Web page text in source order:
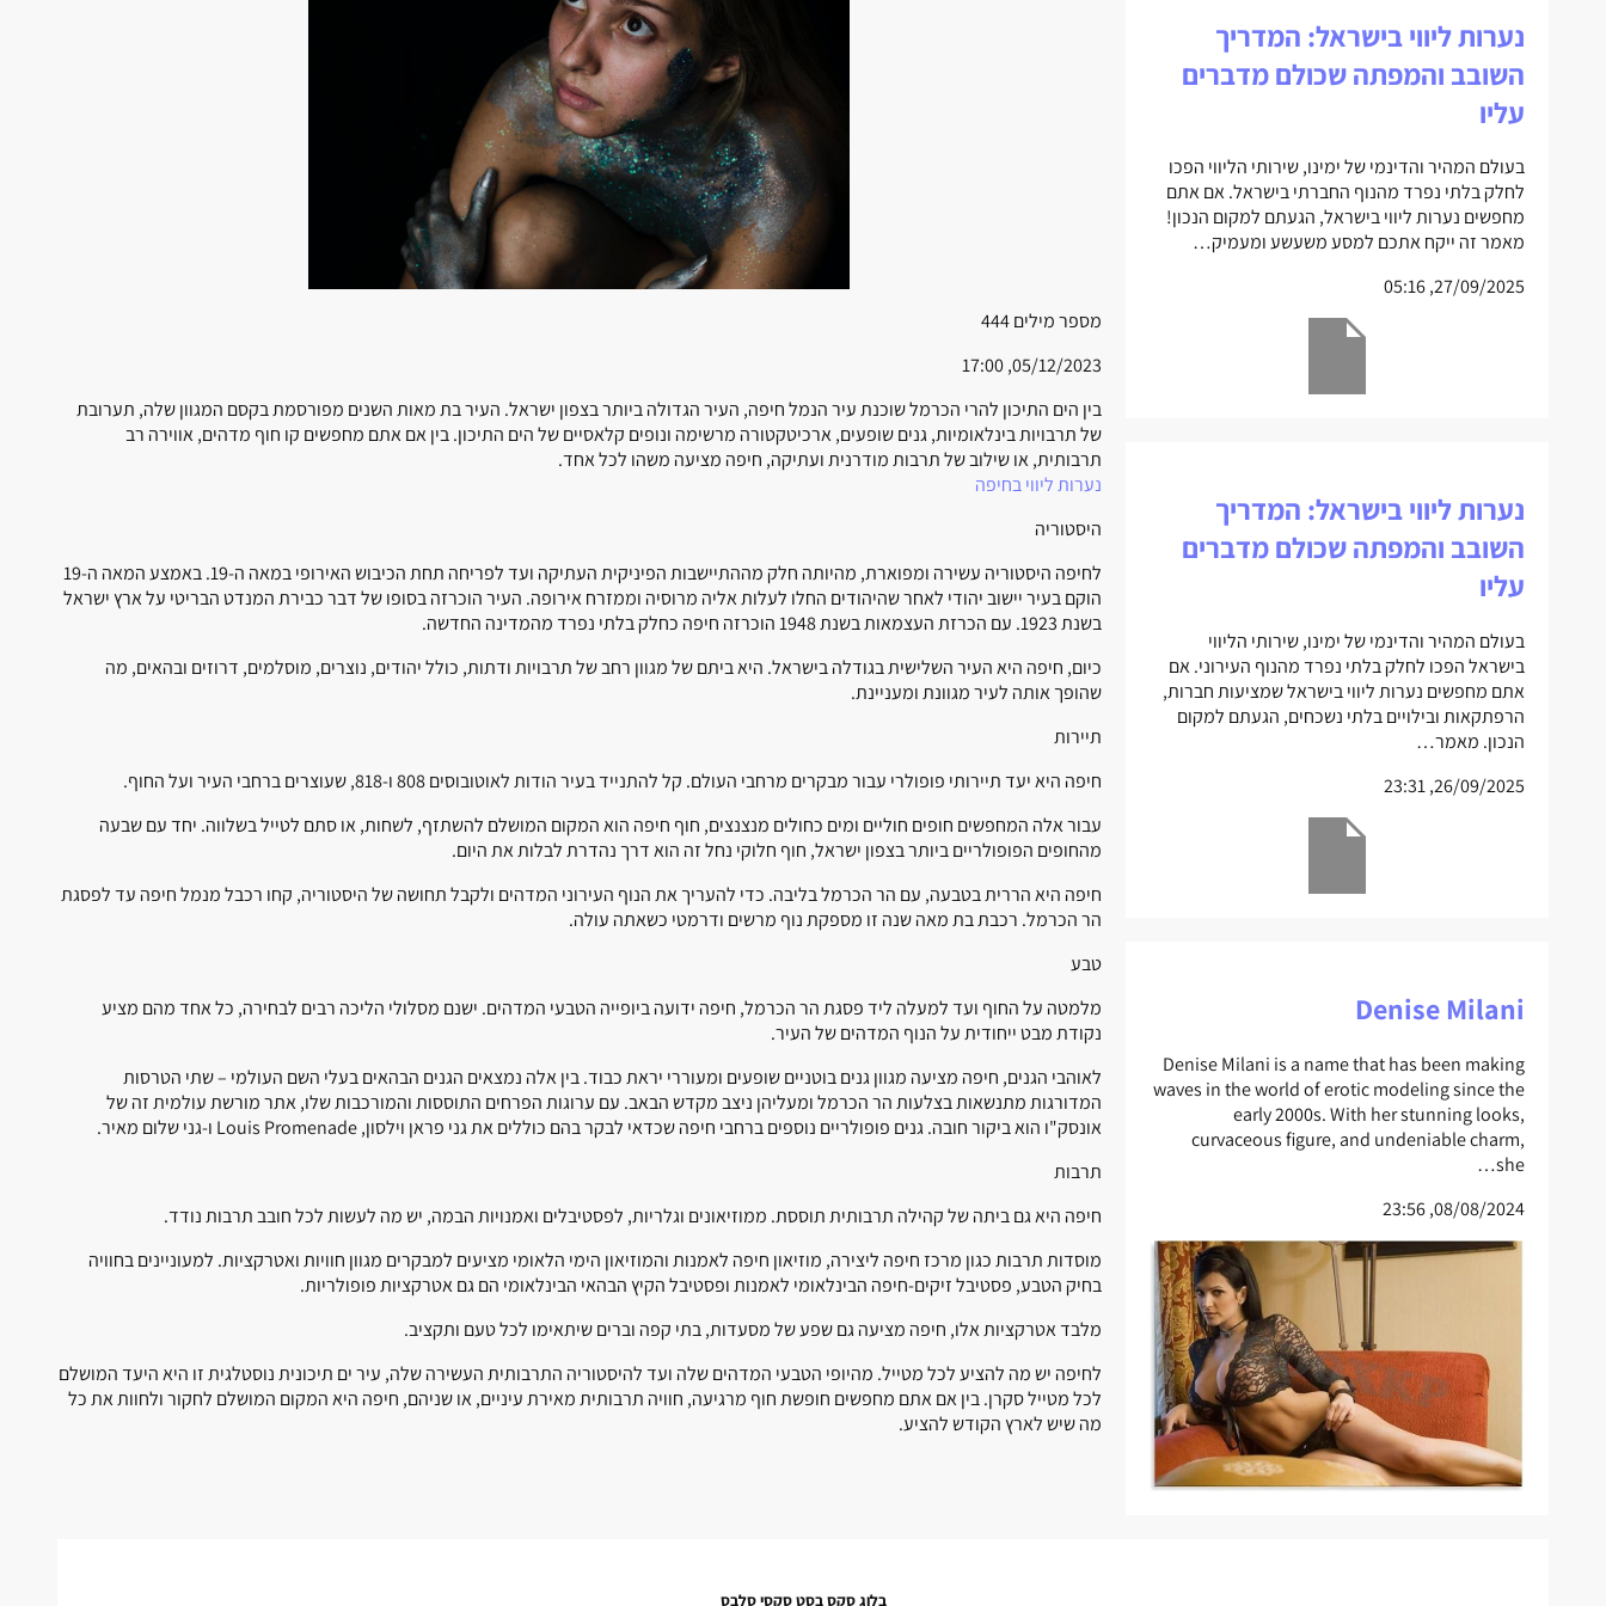
מספר מילים444
05/12/2023, 17:00
בין הים התיכון להרי הכרמל שוכנת עיר הנמל חיפה, העיר הגדולה ביותר בצפון ישראל. העיר בת מאות השנים מפורסמת בקסם המגוון שלה, תערובת
של תרבויות בינלאומיות, גנים שופעים, ארכיטקטורה מרשימה ונופים קלאסיים של הים התיכון. בין אם אתם מחפשים קו חוף מדהים, אווירה רב
תרבותית, או שילוב של תרבות מודרנית ועתיקה, חיפה מציעה משהו לכל אחד.
נערות ליווי בחיפה
היסטוריה
לחיפה היסטוריה עשירה ומפוארת, מהיותה חלק מההתיישבות הפיניקית העתיקה ועד לפריחה תחת הכיבוש האירופי במאה ה-19. באמצע המאה ה-19
הוקם בעיר יישוב יהודי לאחר שהיהודים החלו לעלות אליה מרוסיה וממזרח אירופה. העיר הוכרזה בסופו של דבר כבירת המנדט הבריטי על ארץ ישראל
בשנת 1923. עם הכרזת העצמאות בשנת 1948 הוכרזה חיפה כחלק בלתי נפרד מהמדינה החדשה.
כיום, חיפה היא העיר השלישית בגודלה בישראל. היא ביתם של מגוון רחב של תרבויות ודתות, כולל יהודים, נוצרים, מוסלמים, דרוזים ובהאים, מה
שהופך אותה לעיר מגוונת ומעניינת.
תיירות
חיפה היא יעד תיירותי פופולרי עבור מבקרים מרחבי העולם. קל להתנייד בעיר הודות לאוטובוסים 808 ו-818, שעוצרים ברחבי העיר ועל החוף.
עבור אלה המחפשים חופים חוליים ומים כחולים מנצנצים, חוף חיפה הוא המקום המושלם להשתזף, לשחות, או סתם לטייל בשלווה. יחד עם שבעה
מהחופים הפופולריים ביותר בצפון ישראל, חוף חלוקי נחל זה הוא דרך נהדרת לבלות את היום.
חיפה היא הררית בטבעה, עם הר הכרמל בליבה. כדי להעריך את הנוף העירוני המדהים ולקבל תחושה של היסטוריה, קחו רכבל מנמל חיפה עד לפסגת
הר הכרמל. רכבת בת מאה שנה זו מספקת נוף מרשים ודרמטי כשאתה עולה.
טבע
מלמטה על החוף ועד למעלה ליד פסגת הר הכרמל, חיפה ידועה ביופייה הטבעי המדהים. ישנם מסלולי הליכה רבים לבחירה, כל אחד מהם מציע
נקודת מבט ייחודית על הנוף המדהים של העיר.
לאוהבי הגנים, חיפה מציעה מגוון גנים בוטניים שופעים ומעוררי יראת כבוד. בין אלה נמצאים הגנים הבהאים בעלי השם העולמי – שתי הטרסות
המדורגות מתנשאות בצלעות הר הכרמל ומעליהן ניצב מקדש הבאב. עם ערוגות הפרחים התוססות והמורכבות שלו, אתר מורשת עולמית זה של
אונסק"ו הוא ביקור חובה. גנים פופולריים נוספים ברחבי חיפה שכדאי לבקר בהם כוללים את גני פראן וילסון, Louis Promenade ו-גני שלום מאיר.
תרבות
חיפה היא גם ביתה של קהילה תרבותית תוססת. ממוזיאונים וגלריות, לפסטיבלים ואמנויות הבמה, יש מה לעשות לכל חובב תרבות נודד.
מוסדות תרבות כגון מרכז חיפה ליצירה, מוזיאון חיפה לאמנות והמוזיאון הימי הלאומי מציעים למבקרים מגוון חוויות ואטרקציות. למעוניינים בחוויה
בחיק הטבע, פסטיבל זיקים-חיפה הבינלאומי לאמנות ופסטיבל הקיץ הבהאי הבינלאומי הם גם אטרקציות פופולריות.
מלבד אטרקציות אלו, חיפה מציעה גם שפע של מסעדות, בתי קפה וברים שיתאימו לכל טעם ותקציב.
לחיפה יש מה להציע לכל מטייל. מהיופי הטבעי המדהים שלה ועד להיסטוריה התרבותית העשירה שלה, עיר ים תיכונית נוסטלגית זו היא היעד המושלם
לכל מטייל סקרן. בין אם אתם מחפשים חופשת חוף מרגיעה, חוויה תרבותית מאירת עיניים, או שניהם, חיפה היא המקום המושלם לחקור ולחוות את כל
מה שיש לארץ הקודש להציע.
נערות ליווי בישראל: המדריך
השובב והמפתה שכולם מדברים
עליו
בעולם המהיר והדינמי של ימינו, שירותי הליווי הפכו
לחלק בלתי נפרד מהנוף החברתי בישראל. אם אתם
מחפשים נערות ליווי בישראל, הגעתם למקום הנכון!
מאמר זה ייקח אתכם למסע משעשע ומעמיק…
27/09/2025, 05:16
נערות ליווי בישראל: המדריך
השובב והמפתה שכולם מדברים
עליו
בעולם המהיר והדינמי של ימינו, שירותי הליווי
בישראל הפכו לחלק בלתי נפרד מהנוף העירוני. אם
אתם מחפשים נערות ליווי בישראל שמציעות חברות,
הרפתקאות ובילויים בלתי נשכחים, הגעתם למקום
הנכון. מאמר…
26/09/2025, 23:31
Denise Milani
Denise Milani is a name that has been making
waves in the world of erotic modeling since the
early 2000s. With her stunning looks,
curvaceous figure, and undeniable charm,
she…
08/08/2024, 23:56
בלוג סקס בסט סקסי סלבס